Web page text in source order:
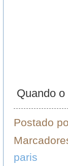
Quando
Postado
paris